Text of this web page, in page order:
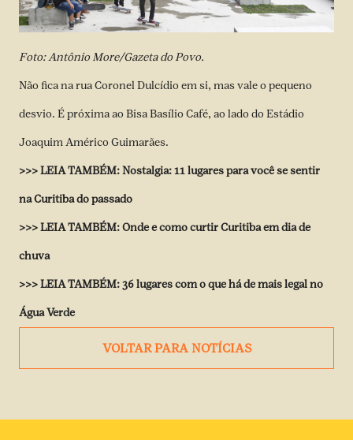
Foto: Antônio More/Gazeta do Povo.
Não fica na rua Coronel Dulcídio em si, mas vale o pequeno
desvio. É próxima ao Bisa Basílio Café, ao lado do Estádio
Joaquim Américo Guimarães.
>>>LEIA TAMBÉM:Nostalgia: 11 lugares para você se sentir
na Curitiba do passado
>>>LEIA TAMBÉM:Onde e como curtir Curitiba em dia de
chuva
>>>LEIA TAMBÉM:36 lugares com o que há de mais legal no
Água Verde
VOLTAR PARA NOTÍCIAS